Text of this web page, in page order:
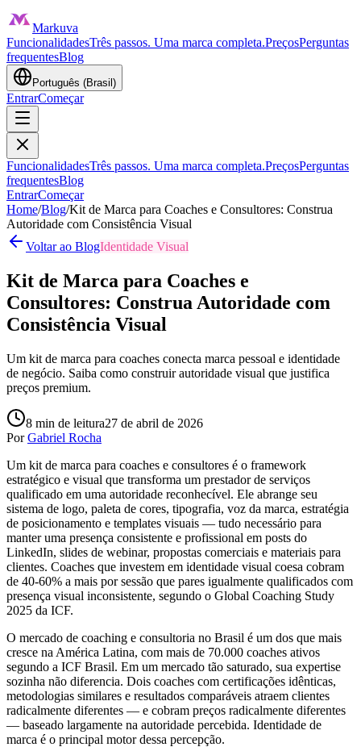
Markuva
FuncionalidadesTrês passos. Uma marca completa.PreçosPerguntas
frequentesBlog
Português (Brasil)
EntrarComeçar
FuncionalidadesTrês passos. Uma marca completa.PreçosPerguntas
frequentesBlog
EntrarComeçar
Home/Blog/Kit de Marca para Coaches e Consultores: Construa
Autoridade com Consistência Visual
Voltar ao BlogIdentidade Visual
Kit de Marca para Coaches e
Consultores: Construa Autoridade com
Consistência Visual
Um kit de marca para coaches conecta marca pessoal e identidade
de negócio. Saiba como construir autoridade visual que justifica
preços premium.
8 min de leitura27 de abril de 2026
Por Gabriel Rocha
Um kit de marca para coaches e consultores é o framework
estratégico e visual que transforma um prestador de serviços
qualificado em uma autoridade reconhecível. Ele abrange seu
sistema de logo, paleta de cores, tipografia, voz da marca, estratégia
de posicionamento e templates visuais — tudo necessário para
manter uma presença consistente e profissional em posts do
LinkedIn, slides de webinar, propostas comerciais e materiais para
clientes. Coaches que investem em identidade visual coesa cobram
de 40-60% a mais por sessão que pares igualmente qualificados com
presença visual inconsistente, segundo o Global Coaching Study
2025 da ICF.
O mercado de coaching e consultoria no Brasil é um dos que mais
cresce na América Latina, com mais de 70.000 coaches ativos
segundo a ICF Brasil. Em um mercado tão saturado, sua expertise
sozinha não diferencia. Dois coaches com certificações idênticas,
metodologias similares e resultados comparáveis atraem clientes
radicalmente diferentes — e cobram preços radicalmente diferentes
— baseado largamente na autoridade percebida. Identidade de
marca é o principal motor dessa percepção.